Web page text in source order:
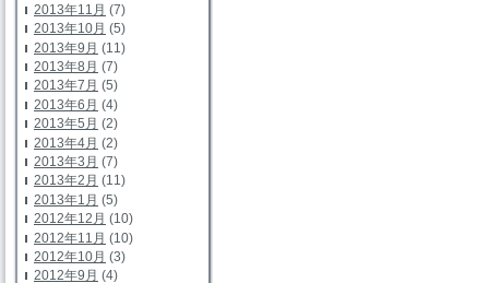
2013年11月 (7)
2013年10月 (5)
2013年9月 (11)
2013年8月 (7)
2013年7月 (5)
2013年6月 (4)
2013年5月 (2)
2013年4月 (2)
2013年3月 (7)
2013年2月 (11)
2013年1月 (5)
2012年12月 (10)
2012年11月 (10)
2012年10月 (3)
2012年9月 (4)